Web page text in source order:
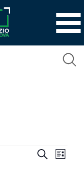
Eventi
Cerca Lista